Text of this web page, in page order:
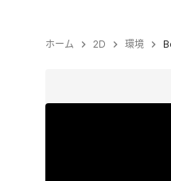
ホーム 2D 環境